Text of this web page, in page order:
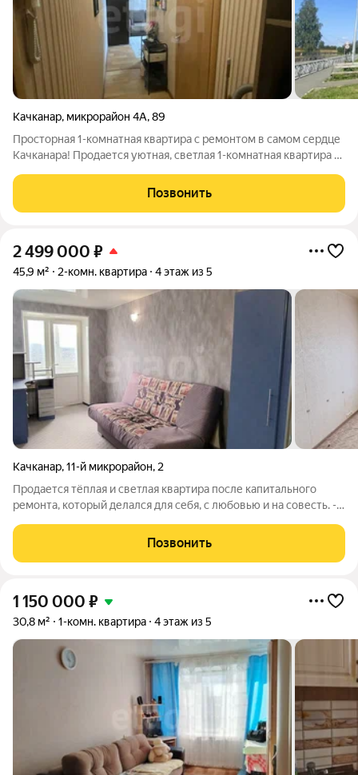
Качканар, микрорайон 4А,89
Просторная 1-комнатная квартира с ремонтом в самом сердце
Качканара! Продается уютная, светлая 1-комнатная квартира в
вариант для комфортной жизни или выгодной сдачи в аренду!
Общая площадь: 27,8
Позвонить
2 499 000 ₽
45,9 м² 2-комн. квартира 4 этаж из 5
Качканар,11-й микрорайон, 2
Продается тёплая и светлая квартира после капитального
ремонта, который делался для себя, с любовью и на совесть. -
выходят на две стороны. С одной стороны вас будет будить
утреннее солнце,
Позвонить
1 150 000 ₽
30,8 м² 1-комн. квартира 4 этаж из 5